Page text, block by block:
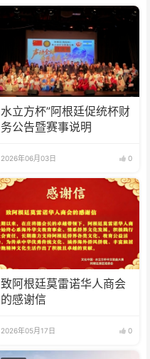
水立方杯”阿根廷促统杯财
务公告暨赛事说明
2026年06月03日 0
致阿根廷莫雷诺华人商会
的感谢信
2026年05月17日 0